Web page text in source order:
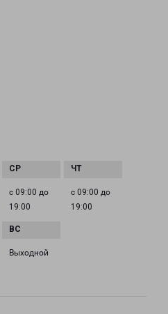
с 09:00 до
19:00
с 09:00 до
19:00
Выходной